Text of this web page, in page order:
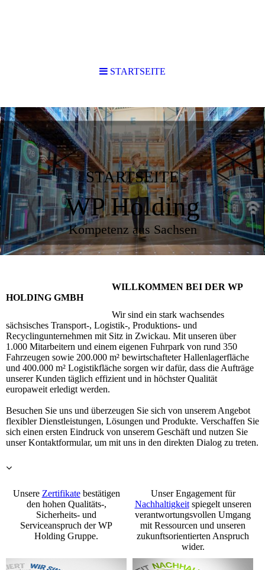
STARTSEITE
WP Holding
Kompetenz aus Sachsen
WILLKOMMEN BEI DER WP
HOLDING GMBH
Wir sind ein stark wachsendes
sächsisches Transport-, Logistik-, Produktions- und
Recyclingunternehmen mit Sitz in Zwickau. Mit unseren über
1.000 Mitarbeitern und einem eigenen Fuhrpark von rund 350
Fahrzeugen sowie 200.000 m² bewirtschafteter Hallenlagerfläche
und 400.000 m² Logistikfläche sorgen wir dafür, dass die Aufträge
unserer Kunden täglich effizient und in höchster Qualität
europaweit erledigt werden.
Besuchen Sie uns und überzeugen Sie sich von unserem Angebot
flexibler Dienstleistungen, Lösungen und Produkte. Verschaffen Sie
sich einen ersten Eindruck von unserem Geschäft und nutzen Sie
unser Kontaktformular, um mit uns in den direkten Dialog zu treten.
Unsere Zertifikatebestätigen
den hohen Qualitäts-,
Sicherheits- und
Serviceanspruch der WP
Holding Gruppe.
Unser Engagement für
Nachhaltigkeitspiegelt unseren
verantwortungsvollen Umgang
mit Ressourcen und unseren
zukunftsorientierten Anspruch
wider.
STARTSEITE